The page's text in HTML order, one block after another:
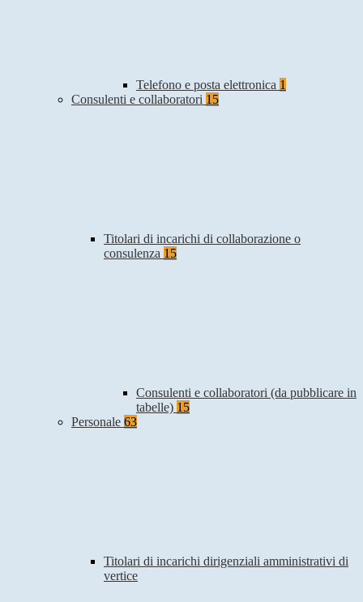
Telefono e posta elettronica 1
Consulenti e collaboratori 15
Titolari di incarichi di collaborazione o
consulenza 15
Consulenti e collaboratori (da pubblicare in
tabelle) 15
Personale 63
Titolari di incarichi dirigenziali amministrativi di
vertice